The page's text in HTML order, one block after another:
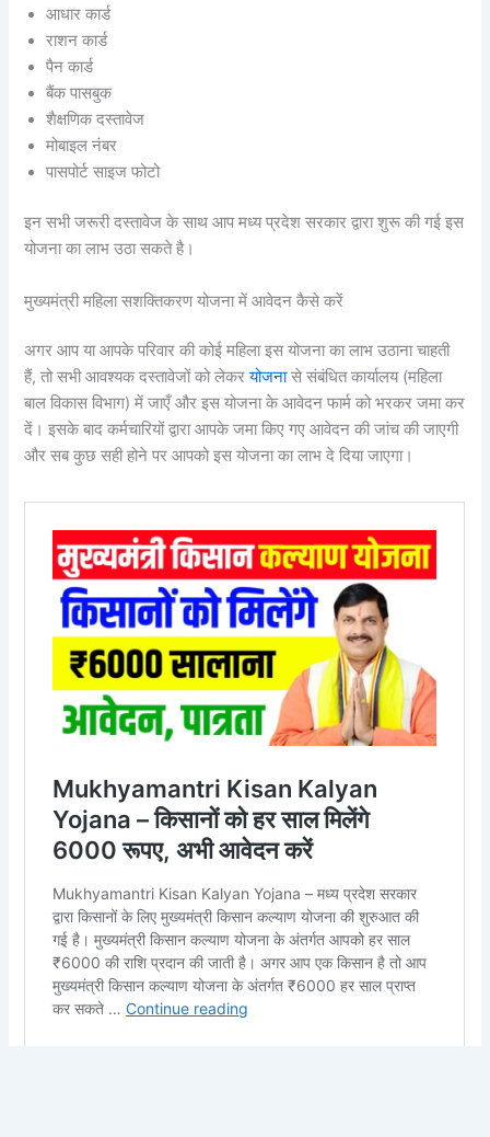
आधार कार्ड
राशन कार्ड
पैन कार्ड
बैंक पासबुक
शैक्षणिक दस्तावेज
मोबाइल नंबर
पासपोर्ट साइज फोटो
इन सभी जरूरी दस्तावेज के साथ आप मध्य प्रदेश सरकार द्वारा शुरू की गई इस
योजना का लाभ उठा सकते है।
मुख्यमंत्री महिला सशक्तिकरण योजना में आवेदन कैसे करें
अगर आप या आपके परिवार की कोई महिला इस योजना का लाभ उठाना चाहती
हैं, तो सभी आवश्यक दस्तावेजों को लेकरयोजनासे संबंधित कार्यालय (महिला
बाल विकास विभाग) में जाएँ और इस योजना के आवेदन फार्म को भरकर जमा कर
दें। इसके बाद कर्मचारियों द्वारा आपके जमा किए गए आवेदन की जांच की जाएगी
और सब कुछ सही होने पर आपको इस योजना का लाभ दे दिया जाएगा।